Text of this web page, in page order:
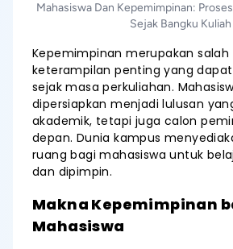
Mahasiswa Dan Kepemimpinan:
Sejak Bangku Kuliah
Kepemimpinan merupakan salah
keterampilan penting yang
sejak masa perkuliahan.
dipersiapkan menjadi lulusan
akademik, tetapi juga calon
depan. Dunia kampus
ruang bagi mahasiswa untuk
dan dipimpin.
Makna Kepemimpinan
Mahasiswa